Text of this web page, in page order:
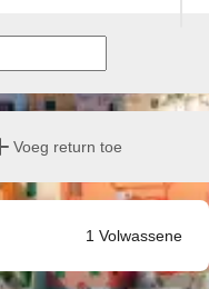
Voeg return toe
1 Volwassene